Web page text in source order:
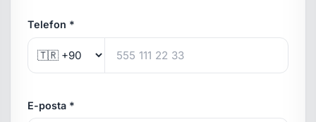
Telefon *
E-posta *